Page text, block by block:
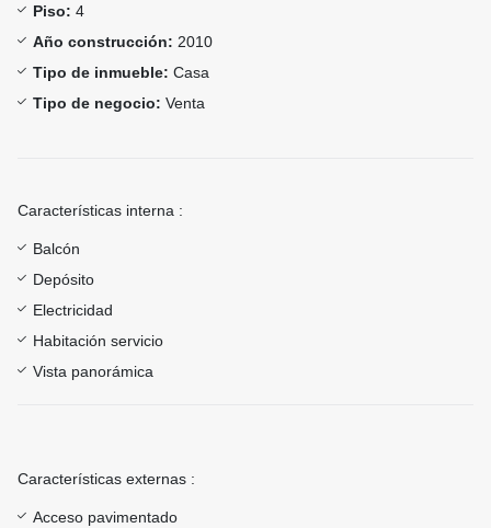
Piso: 4
Año construcción: 2010
Tipo de inmueble: Casa
Tipo de negocio: Venta
Características interna :
Balcón
Depósito
Electricidad
Habitación servicio
Vista panorámica
Características externas :
Acceso pavimentado